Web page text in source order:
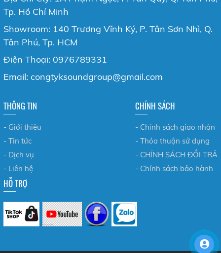
Tp. Hồ Chí Minh
Showroom: 140 Trương Vĩnh Ký, P. Tân Sơn Nhì, Q.
Tân Phú, Tp. HCM
Điện Thoại: 0976789331
Email: congtyksoundgroup@gmail.com
THÔNG TIN
- Giới thiệu
- Tin tức
- Dịch vụ
- Liên hệ
CHÍNH SÁCH
- Chính sách giao nhận
- Thỏa thuận sử dụng
- CHÍNH SÁCH ĐỔI TRẢ
- Chính sách bảo hành
HỖ TRỢ